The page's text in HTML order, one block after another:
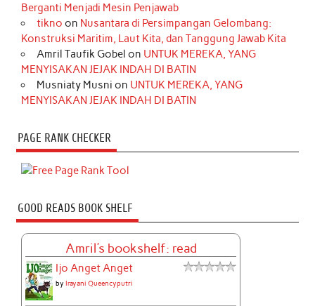
Berganti Menjadi Mesin Penjawab
tikno on Nusantara di Persimpangan Gelombang:
Konstruksi Maritim, Laut Kita, dan Tanggung Jawab Kita
Amril Taufik Gobel on UNTUK MEREKA, YANG
MENYISAKAN JEJAK INDAH DI BATIN
Musniaty Musni on UNTUK MEREKA, YANG
MENYISAKAN JEJAK INDAH DI BATIN
PAGE RANK CHECKER
GOOD READS BOOK SHELF
Amril's bookshelf: read
Ijo Anget Anget
byIrayani Queencyputri